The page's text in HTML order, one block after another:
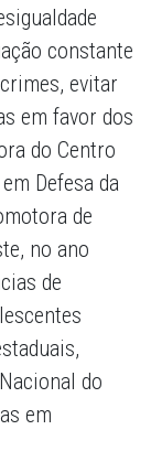
constante
evitar
em favor dos
do Centro
Defesa da
de
no ano
de
do
em